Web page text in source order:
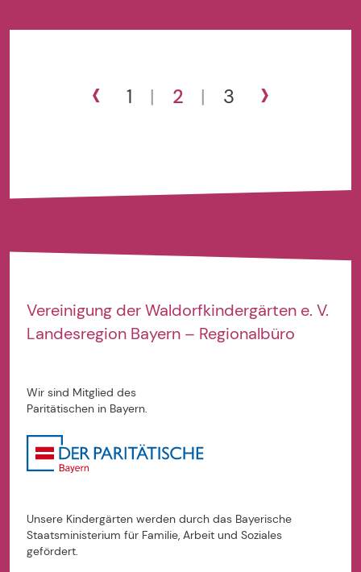
‹ 1 | 2 | 3 ›
Vereinigung derWaldorfkindergärten e. V.
Landesregion Bayern – Regionalbüro
Wir sind Mitglied des
Paritätischen in Bayern.
Unsere Kindergärten werden durch das Bayerische
Staatsministerium für Familie, Arbeit und Soziales
gefördert.